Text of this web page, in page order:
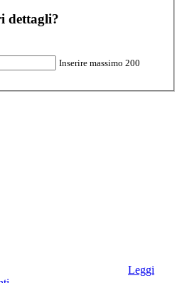
dettagli?
Inserire massimo 200
Leggi